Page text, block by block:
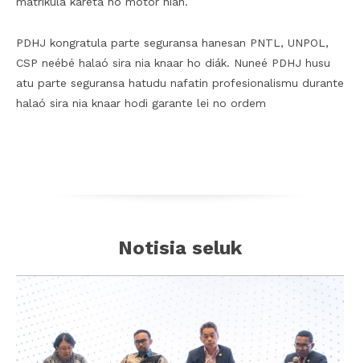
PDHJ kongratula parte seguransa hanesan PNTL, UNPOL,
CSP neébé halaó sira nia knaar ho diák. Nuneé PDHJ husu
atu parte seguransa hatudu nafatin profesionalismu durante
halaó sira nia knaar hodi garante lei no ordem
Notisia seluk